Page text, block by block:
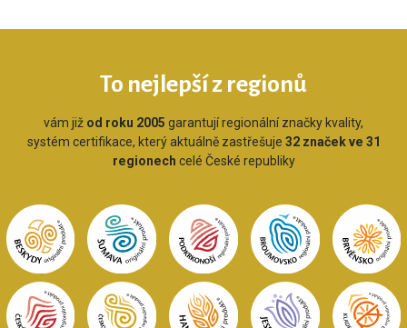
To nejlepší z regionů
vám již od roku 2005 garantují regionální značky kvality,
systém certifikace, který aktuálně zastřešuje 32 značek ve 31
regionech celé České republiky